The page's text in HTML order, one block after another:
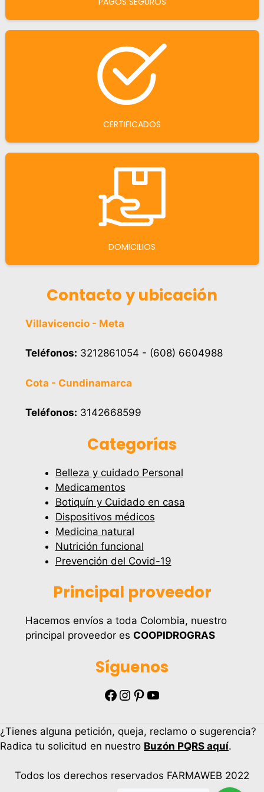
CERTIFICADOS
DOMICILIOS
Contacto y ubicación
Villavicencio - Meta
Teléfonos: 3212861054 - (608) 6604988
Cota - Cundinamarca
Teléfonos: 3142668599
Categorías
Belleza y cuidado Personal
Medicamentos
Botiquín y Cuidado en casa
Dispositivos médicos
Medicina natural
Nutrición funcional
Prevención del Covid-19
Principal proveedor
Hacemos envíos a toda Colombia, nuestro
principal proveedor es COOPIDROGRAS
Síguenos
Facebook Instagram Pinterest YouTube
¿Tienes alguna petición, queja, reclamo o sugerencia?
Radica tu solicitud en nuestro Buzón PQRS aquí.
Todos los derechos reservados FARMAWEB 2022